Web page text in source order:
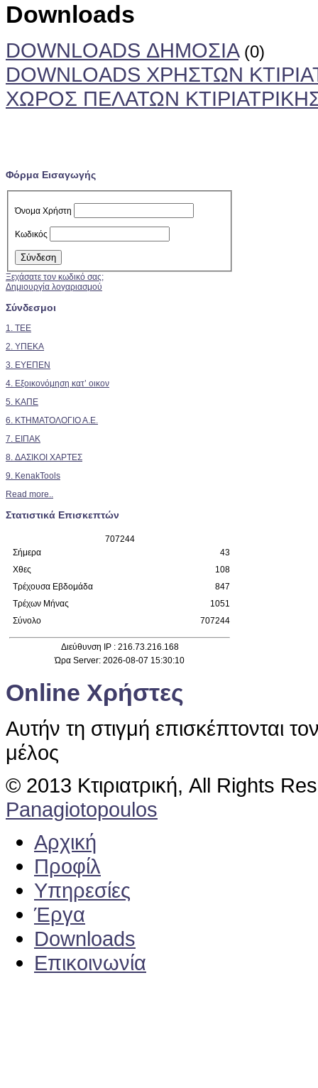
Downloads
DOWNLOADS ΔΗΜΟΣΙΑ (0)
DOWNLOADS ΧΡΗΣΤΩΝ
ΧΩΡΟΣ ΠΕΛΑΤΩΝ
Φόρμα Εισαγωγής
Όνομα Χρήστη
Κωδικός
Ξεχάσατε τον κωδικό σας;
Δημιουργία λογαριασμού
Σύνδεσμοι
1. TEE
2. ΥΠΕΚΑ
3. ΕΥΕΠΕΝ
4. Εξοικονόμηση κατ’ οικον
5. ΚΑΠΕ
6. ΚΤΗΜΑΤΟΛΟΓΙΟ Α.Ε.
7. ΕΙΠΑΚ
8. ΔΑΣΙΚΟΙ ΧΑΡΤΕΣ
9. KenakTools
Read more..
Στατιστικά Επισκεπτών
707244
Σήμερα
Χθες
Τρέχουσα Εβδομάδα
Τρέχων Μήνας
Σύνολο
43
108
847
1051
707244
Διεύθυνση IP : 216.73.216.168
Ώρα Server: 2026-08-07 15:30:10
Online Χρήστες
Αυτήν τη στιγμή επισκέπτονται
μέλος
© 2013 Κτιριατρική, All Rights
Panagiotopoulos
Αρχική
Προφίλ
Υπηρεσίες
Έργα
Downloads
Επικοινωνία